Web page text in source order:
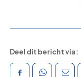
Deel dit bericht via: